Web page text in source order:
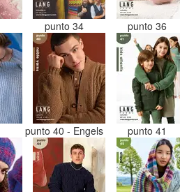
punto 34 punto 36
punto 40 - Engels punto 41